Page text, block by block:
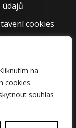
na
cookies.
souhlas
údajů
cookies
podnikatele už 15